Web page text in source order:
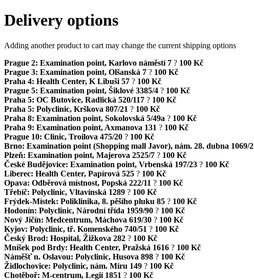
Delivery options
Adding another product to cart may change the current shipping options
Prague 2: Examination point, Karlovo náměstí 7 ? 100 Kč
Prague 3: Examination point, Olšanská 7 ? 100 Kč
Praha 4: Health Center, K Libuši 57 ? 100 Kč
Prague 5: Examination point, Šiklové 3385/4 ? 100 Kč
Praha 5: OC Butovice, Radlická 520/117 ? 100 Kč
Praha 5: Polyclinic, Krškova 807/21 ? 100 Kč
Praha 8: Examination point, Sokolovská 5/49a ? 100 Kč
Praha 9: Examination point, Axmanova 131 ? 100 Kč
Prague 10: Clinic, Troilova 475/20 ? 100 Kč
Brno: Examination point (Shopping mall Javor), nám. 28. dubna 1069/2
Plzeň: Examination point, Majerova 2525/7 ? 100 Kč
České Budějovice: Examination point, Vrbenská 197/23 ? 100 Kč
Liberec: Health Center, Papírová 525 ? 100 Kč
Opava: Odběrová místnost, Popská 222/11 ? 100 Kč
Třebíč: Polyclinic, Vltavínská 1289 ? 100 Kč
Frýdek-Místek: Poliklinika, 8. pěšího pluku 85 ? 100 Kč
Hodonín: Polyclinic, Národní třída 1959/90 ? 100 Kč
Nový Jičín: Medcentrum, Máchova 619/30 ? 100 Kč
Kyjov: Polyclinic, tř. Komenského 740/51 ? 100 Kč
Český Brod: Hospital, Žižkova 282 ? 100 Kč
Mníšek pod Brdy: Health Center, Pražská 1616 ? 100 Kč
Náměšť n. Oslavou: Polyclinic, Husova 898 ? 100 Kč
Židlochovice: Polyclinic, nám. Míru 149 ? 100 Kč
Chotěboř: M-centrum, Legií 1851 ? 100 Kč